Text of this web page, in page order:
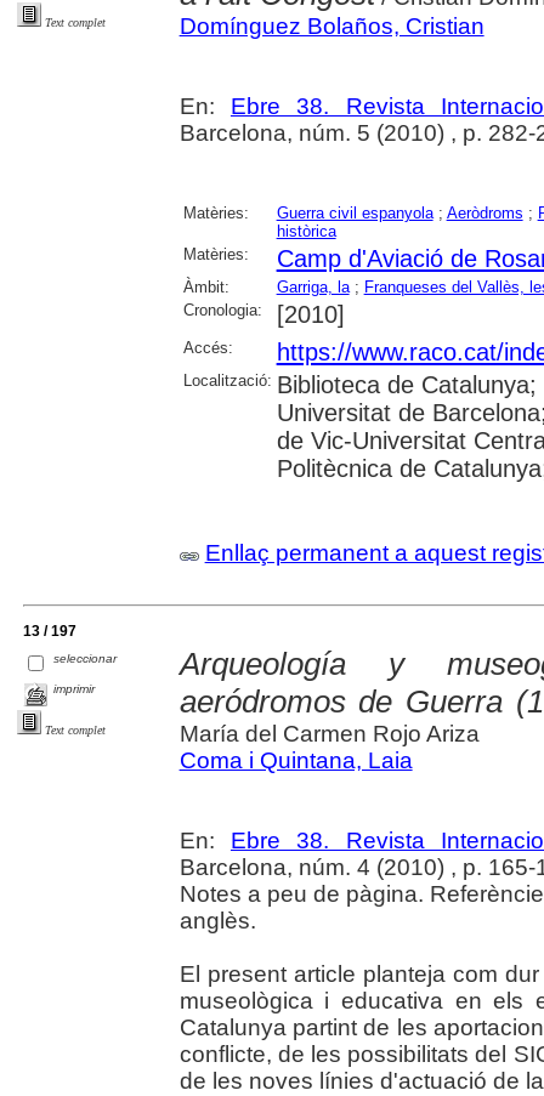
Text complet
Domínguez Bolaños, Cristian
En: Ebre 38. Revista
Barcelona, núm. 5 (2010) , p. 282-
Matèries: Guerra civil espanyola; Aeròdroms ;
històrica
Matèries:
Camp d'Aviació de
Àmbit: Garriga, la; Franqueses del Vallès,
Cronologia:
[2010]
Accés: https://www.raco.cat/
Localització: Biblioteca de
Universitat de
de Vic-Universitat
Politècnica de
Enllaç permanent a aquest
13 / 197
seleccionar
imprimir
Text complet
Arqueología y
aeródromos de Guerra
María del Carmen Rojo Ariza
Coma i Quintana, Laia
En: Ebre 38. Revista
Barcelona, núm. 4 (2010) , p. 165-
Notes a peu de pàgina.
anglès.
El present article planteja com
museològica i educativa en els
Catalunya partint de les
conflicte, de les possibilitats del
de les noves línies d'actuació de